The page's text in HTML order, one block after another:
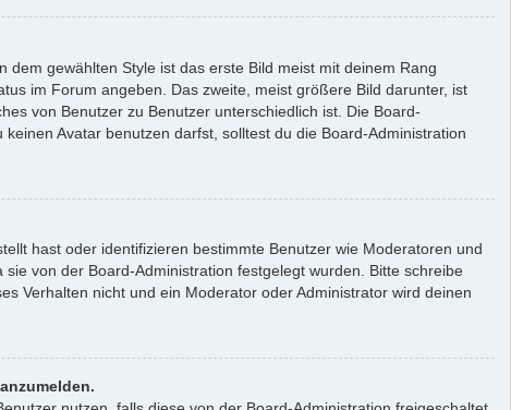
gewählten Style ist das erste Bild meist mit deinem Rang
im Forum angeben. Das zweite, meist größere Bild darunter, ist
von Benutzer zu Benutzer unterschiedlich ist. Die Board-
Avatar benutzen darfst, solltest du die Board-Administration
hast oder identifizieren bestimmte Benutzer wie Moderatoren und
von der Board-Administration festgelegt wurden. Bitte schreibe
Verhalten nicht und ein Moderator oder Administrator wird deinen